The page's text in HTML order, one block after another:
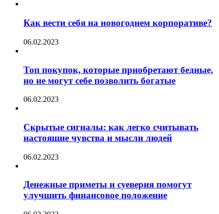
Как вести себя на новогоднем корпоративе?
06.02.2023
Топ покупок, которые приобретают бедные,
но не могут себе позволить богатые
06.02.2023
Скрытые сигналы: как легко считывать
настоящие чувства и мысли людей
06.02.2023
Денежные приметы и суеверия помогут
улучшить финансовое положение